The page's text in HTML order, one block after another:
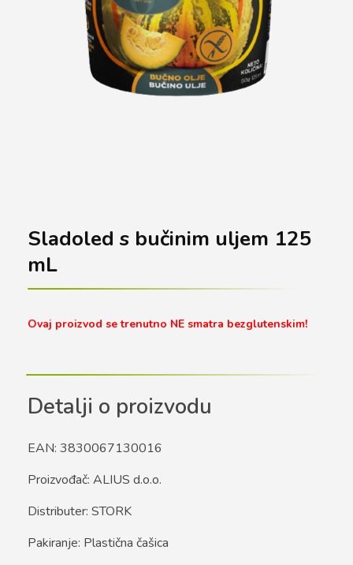
Sladoled s bučinim uljem 125
mL
Ovaj proizvod se trenutno NE smatra bezglutenskim!
Detalji o proizvodu
EAN: 3830067130016
Proizvođač: ALIUS d.o.o.
Distributer: STORK
Pakiranje: Plastična čašica